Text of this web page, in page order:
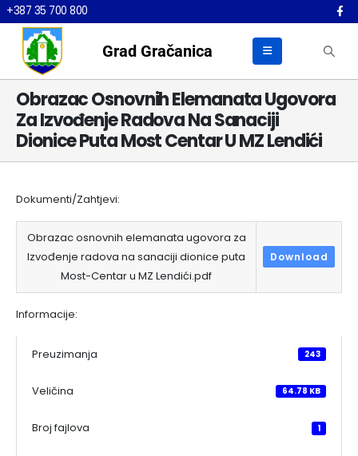
+387 35 700 800
Grad Gračanica
Obrazac Osnovnih Elemanata Ugovora
Za Izvođenje Radova Na Sanaciji
Dionice Puta Most Centar U MZ Lendići
Dokumenti/Zahtjevi:
Obrazac osnovnih elemanata ugovora za
Izvođenje radova na sanaciji dionice puta
Most-Centar u MZ Lendići.pdf
Download
Informacije:
Preuzimanja 243
Veličina 64.78 KB
Broj fajlova 1